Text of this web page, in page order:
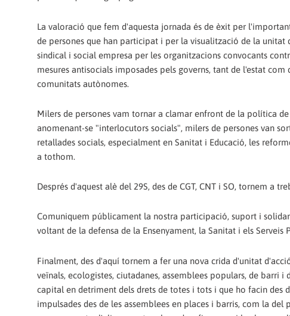
La valoració que fem d'aquesta jornada és de èxit per
de persones que han participat i per la visualització de la unitat
sindical i social empresa per les organitzacions convocants
mesures antisocials imposades pels governs, tant de l'estat com
comunitats autònomes.
Milers de persones vam tornar a clamar enfront de la política
anomenant-se "interlocutors socials", milers de persones van
retallades socials, especialment en Sanitat i Educació, les
a tothom.
Després d'aquest alè del 29S, des de CGT, CNT i SO, tornem a
Comuniquem públicament la nostra participació, suport i
voltant de la defensa de la Ensenyament, la Sanitat i els Serveis
Finalment, des d'aquí tornem a fer una nova crida d'unitat
veïnals, ecologistes, ciutadanes, assemblees populars, de barri
capital en detriment dels drets de totes i tots i que ho facin des
impulsades des de les assemblees en places i barris, com la